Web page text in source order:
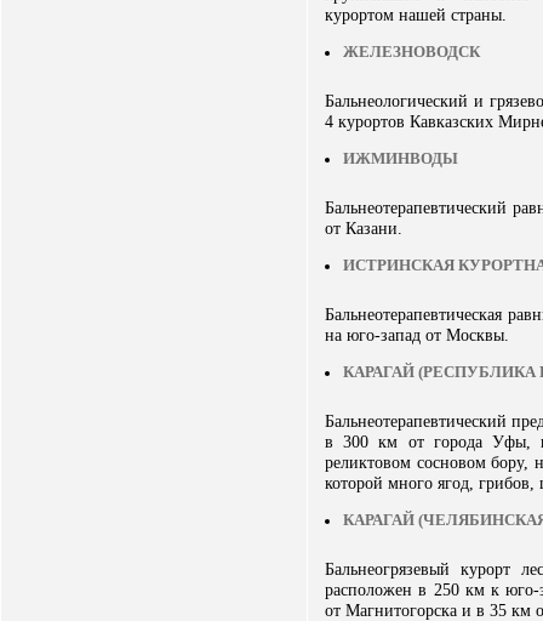
курортом нашей страны.
ЖЕЛЕЗНОВОДСК
Бальнеологический и
4 курортов Кавказских
ИЖМИНВОДЫ
Бальнеотерапевтический
от Казани.
ИСТРИНСКАЯ
Бальнеотерапевтическая
на юго-запад от Москвы.
КАРАГАЙ
Бальнеотерапевтический
в 300 км от города Уфы,
реликтовом сосновом бору,
которой много ягод, грибов,
КАРАГАЙ
Бальнеогрязевый курорт
расположен в 250 км к юго-
от Магнитогорска и в 35 км